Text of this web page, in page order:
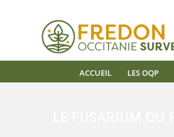
ACCUEIL LES OQP